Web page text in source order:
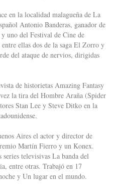
en la localidad malagueña de La
Antonio Banderas, ganador de
uno del Festival de Cine de
ellas dos de la saga El Zorro y
del ataque de nervios, dirigidas
de historietas Amazing Fantasy
la tira del Hombre Araña (Spider
Stan Lee y Steve Ditko en la
Aires el actor y director de
Martín Fierro y un Konex.
televisivas La banda del
entre otras. Trabajó en 17
y Un lugar en el mundo.